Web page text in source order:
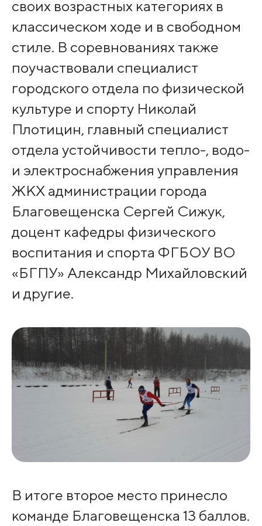
своих возрастных категориях в
классическом ходе и в свободном
стиле. В соревнованиях также
поучаствовали специалист
городского отдела по физической
культуре и спорту Николай
Плотицин, главный специалист
отдела устойчивости тепло-, водо-
и электроснабжения управления
ЖКХ администрации города
Благовещенска Сергей Сижук,
доцент кафедры физического
воспитания и спорта ФГБОУ ВО
«БГПУ» Александр Михайловский
и другие.
В итоге второе место принесло
команде Благовещенска 13 баллов.